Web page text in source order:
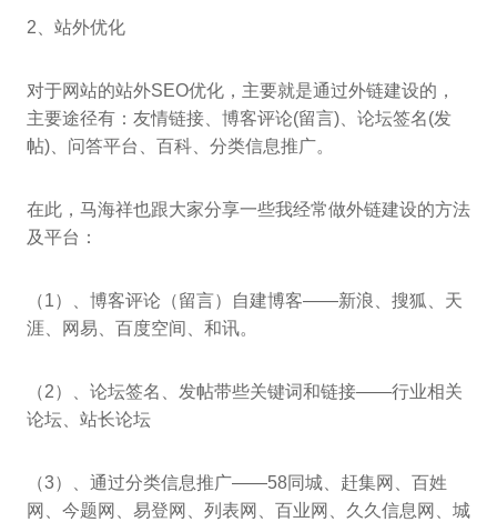
2、站外优化
对于网站的站外SEO优化，主要就是通过外链建设的，
主要途径有：友情链接、博客评论(留言)、论坛签名(发
帖)、问答平台、百科、分类信息推广。
在此，马海祥也跟大家分享一些我经常做外链建设的方法
及平台：
（1）、博客评论（留言）自建博客——新浪、搜狐、天
涯、网易、百度空间、和讯。
（2）、论坛签名、发帖带些关键词和链接——行业相关
论坛、站长论坛
（3）、通过分类信息推广——58同城、赶集网、百姓
网、今题网、易登网、列表网、百业网、久久信息网、城